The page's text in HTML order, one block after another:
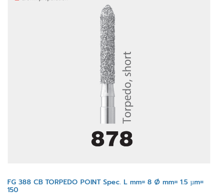
FG 388 CB TORPEDO POINT Spec. L mm= 8 Ø mm= 1.5 µm=
150